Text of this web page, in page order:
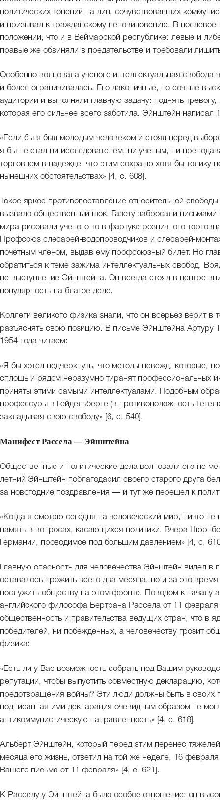
политических гонений на лиц, сочувствовавших
и призывал к гражданскому неповиновению. В
положении, что и в Веймарской республике: левые и
правые же обвиняли в предательстве и требовали
Особенно волновала ученого интеллектуальная
и более ограничивалась. Его лаконичные, но сочные
аудитории и выполняли главную задачу: поднять
которая его сильнее всего заботила. Эйнштейн написал
«Если бы я был молодым человеком и стоял перед
я бы не стал ни исследователем, ни ученым, ни
торговцем в надежде, что этим сохраню хотя бы толику
нынешних обстоятельствах» [4, с. 608].
Такое яркое противопоставление относительной
вызвало общественный шок. Газету забросали письмами
мира рисовали ученого то в фартуке розничного
Профсоюз слесарей-водопроводчиков и слесарей-
почетным членом, выдав ему профсоюзный билет. Но
обратиться к теме зажима интеллектуальных свобод.
не выступление Эйнштейна. Он всегда стоял в центре
популярность на благое дело.
Коллеги великого физика знали, что он всерьез верит
разъяснять свою позицию. В письме Эйнштейна Артуру
1954 года читаем:
«Я бы хотел подчеркнуть, что методы невежд, которые,
сплошь и рядом неразумно тиранят профессиональных
приняты этими самыми интеллектуалами. Подобным
профессуры в Гейдельберге (в противоположность
закладывая свою свободу» [6, с. 540].
Манифест Рассела — Эйнштейна
Общественные и политические дела волновали его не
летний Эйнштейн поблагодарил своего старого друга
за новогодние поздравления — и тут же перешел к
«Когда я смотрю сегодня на человеческий мир, ничто не
память в вопросах, касающихся политики. Вчера
Германии, проводимое под большим давлением» [4, с.
Главную опасность для человечества Эйнштейн видел
оставалось прожить всего два месяца, но и за это
послужить обществу на этом фронте. Поводом к началу
английского философа Бертрана Рассела от 11
общественность и правительства ведущих стран, что в
победителей, ни побежденных, а человечеству грозит
физика:
«Есть ли у Вас возможность собрать под Вашим
репутации, чтобы выпустить совместную декларацию,
предотвращения войны? Эти люди должны быть в своих
подписанная ими декларация очевидным образом не
антикоммунистическую направленность» [4, с. 618].
Альберт Эйнштейн, который перед этим перенес
месяца его жизнь, ответил на той же неделе, 16
Вашего письма от 11 февраля» [4, с. 621].
К Расселу у Эйнштейна было особое отношение: он